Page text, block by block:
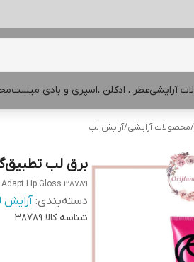
آرایشیعطر ، ادکلن ،اسپری و بادی میست
/محصولات آرایشی/آرایش لب
برق لب تطبیق‌گر
Lip Gloss 38789
دسته‌بندی:
شناسه کالا 38789